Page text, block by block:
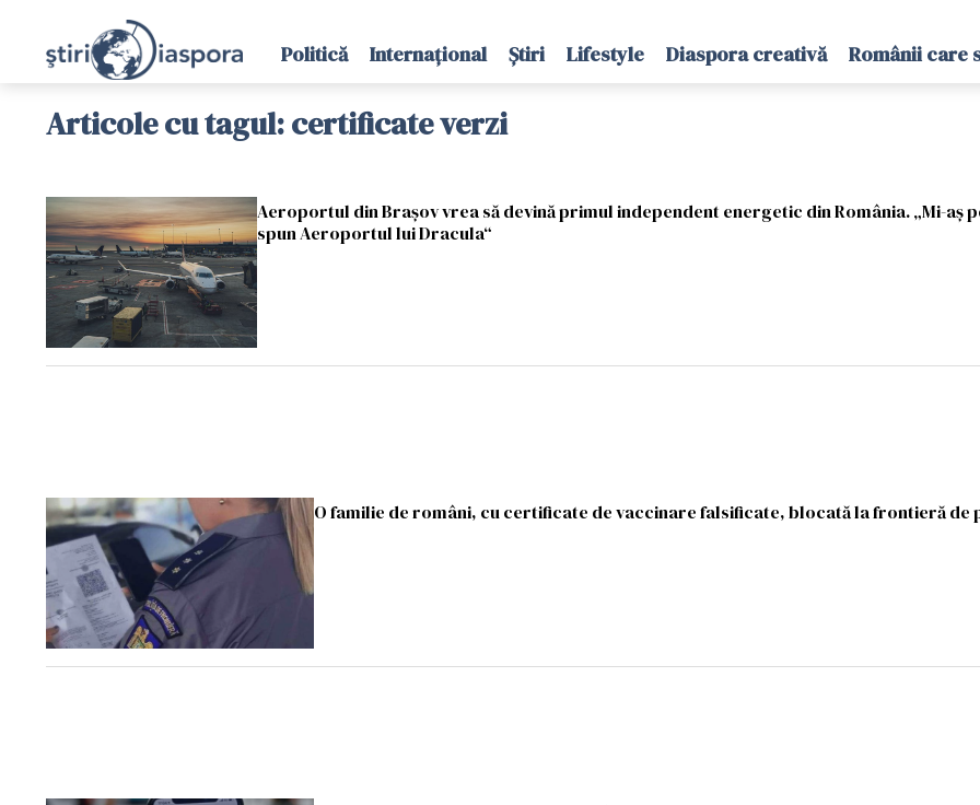
Politică Internațional Știri Lifestyle Diaspora creativă Românii care
Articole cu tagul: certificate verzi
Aeroportul din Braşov vrea să devină primul independent energetic din România. „Mi-aş
spun Aeroportul lui Dracula“
O familie de români, cu certificate de vaccinare falsificate, blocată la frontieră de